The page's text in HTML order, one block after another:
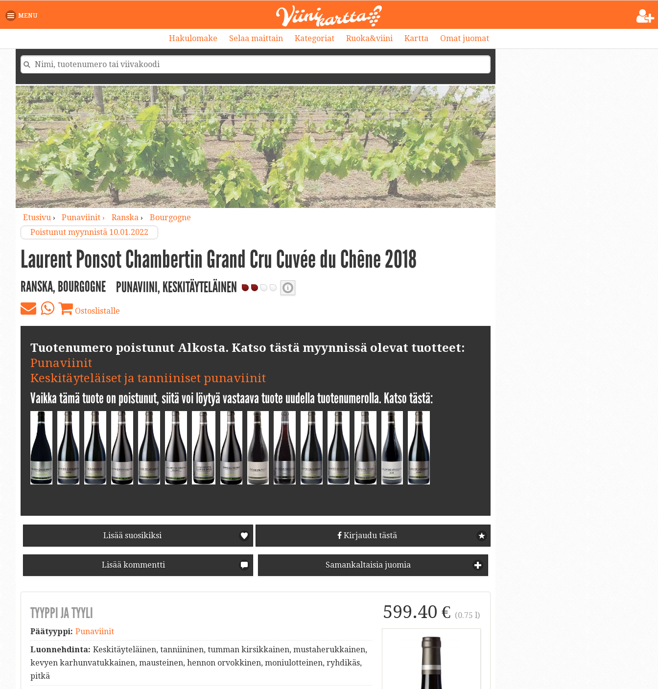
MENU
Hakulomake Selaa maittain Kategoriat Ruoka&viini Kartta Omat juomat
Etusivu› Punaviinit › Ranska›
Bourgogne
Poistunut myynnistä 10.01.2022
Laurent Ponsot Chambertin Grand Cru Cuvée du Chêne 2018
RANSKA, BOURGOGNE PUNAVIINI, KESKITÄYTELÄINEN
Ostoslistalle
Tuotenumero poistunut Alkosta. Katso tästä myynnissä olevat tuotteet:
Punaviinit
Keskitäyteläiset ja tanniiniset punaviinit
Vaikka tämä tuote on poistunut, siitä voi löytyä vastaava tuote uudella tuotenumerolla. Katso tästä:
Lisää suosikiksi Kirjaudu tästä
Lisää kommentti Samankaltaisia juomia
599.40 € (0.75 l)
TYYPPI JA TYYLI
Päätyyppi: Punaviinit
Luonnehdinta: Keskitäyteläinen, tanniininen, tumman kirsikkainen, mustaherukkainen,
kevyen karhunvatukkainen, mausteinen, hennon orvokkinen, moniulotteinen, ryhdikäs,
pitkä